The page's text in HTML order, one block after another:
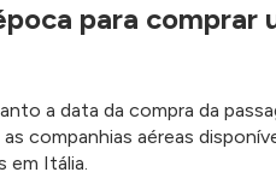
para comprar
a data da compra da
companhias aéreas
em Itália.